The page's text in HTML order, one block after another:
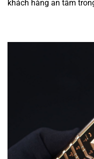
khách hàng an tâm